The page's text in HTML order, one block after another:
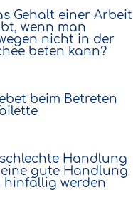
Gehalt einer Arbeit
wenn man
nicht in der
beten kann?
beim Betreten
Handlung
gute Handlung
hinfällig werden